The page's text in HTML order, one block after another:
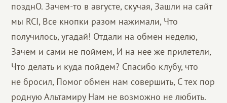
позднО. Зачем-то в августе, скучая, Зашли на сайт
мы RCI, Все кнопки разом нажимали, Что
получилось, угадай! Отдали на обмен неделю,
Зачем и сами не поймем, И на нее же прилетели,
Что делать и куда пойдем? Спасибо клубу, что
не бросил, Помог обмен нам совершить, С тех пор
родную Альтамиру Нам не возможно не любить.